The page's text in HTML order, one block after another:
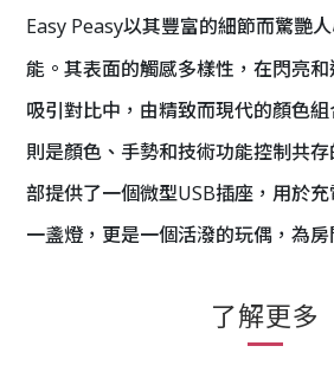
Easy Peasy以其豐富的細節而驚艷
能。其表面的觸感多樣性，在閃亮
吸引對比中，由精致而現代的顏色
則是顏色、手勢和技術功能控制共
部提供了一個微型USB插座，用於
一盞燈，更是一個活潑的玩偶，為
了解更多